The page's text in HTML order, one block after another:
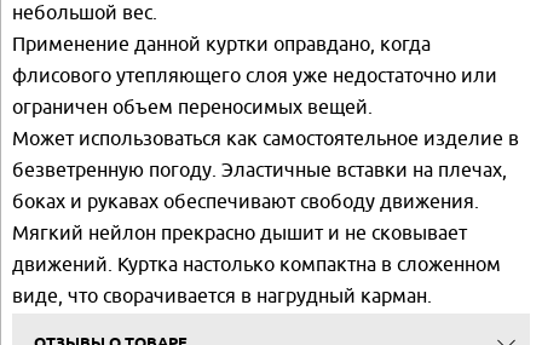
небольшой вес.
Применение данной куртки оправдано, когда
флисового утепляющего слоя уже недостаточно или
ограничен объем переносимых вещей.
Может использоваться как самостоятельное изделие в
безветренную погоду. Эластичные вставки на плечах,
боках и рукавах обеспечивают свободу движения.
Мягкий нейлон прекрасно дышит и не сковывает
движений. Куртка настолько компактна в сложенном
виде, что сворачивается в нагрудный карман.